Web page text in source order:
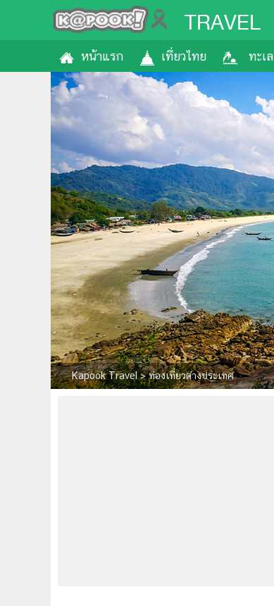
TRAVEL
หน้าแรก เที่ยวไทย ทะเล
Kapook Travel>ท่องเที่ยวต่างประเทศ